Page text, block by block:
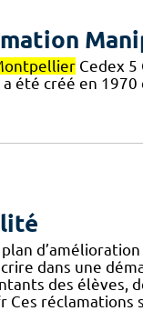
Cedex 5
a été créé en
d’amélioration
dans une
des élèves,
Ces réclamations